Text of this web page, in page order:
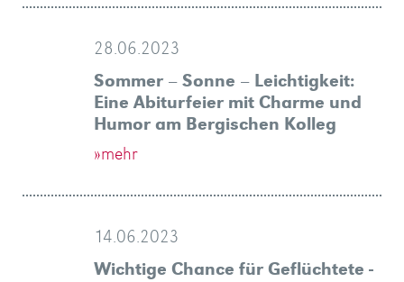
28.06.2023
Sommer – Sonne – Leichtigkeit:
Eine Abiturfeier mit Charme und
Humor am Bergischen Kolleg
»mehr
14.06.2023
Wichtige Chance für Geflüchtete -